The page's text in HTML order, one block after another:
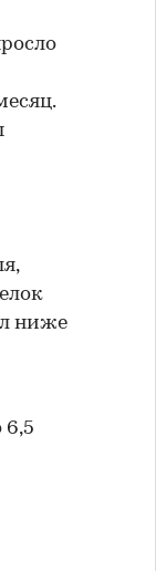
ниже
6,5